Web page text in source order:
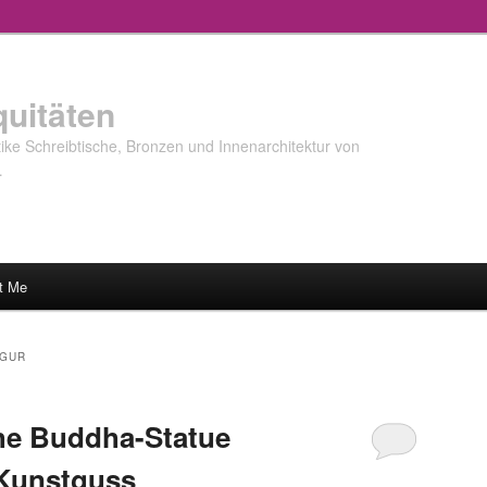
Schreibtische, Bronzen und Innenarchitektur von
Me
Buddha-Statue